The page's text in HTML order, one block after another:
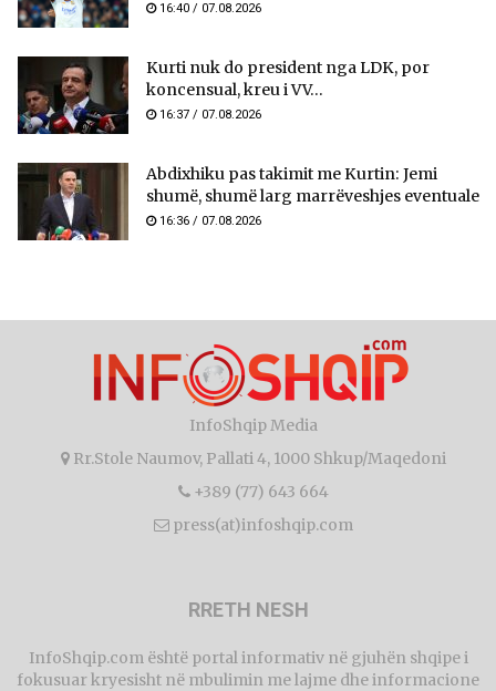
16:40 / 07.08.2026
Kurti nuk do president nga LDK, por
koncensual, kreu i VV...
16:37 / 07.08.2026
Abdixhiku pas takimit me Kurtin: Jemi
shumë, shumë larg marrëveshjes eventuale
16:36 / 07.08.2026
InfoShqip Media
Rr.Stole Naumov, Pallati 4, 1000 Shkup/Maqedoni
+389 (77) 643 664
press(at)infoshqip.com
RRETH NESH
InfoShqip.com është portal informativ në gjuhën shqipe i
fokusuar kryesisht në mbulimin me lajme dhe informacione